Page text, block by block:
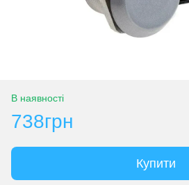
В наявності
738грн
Купити